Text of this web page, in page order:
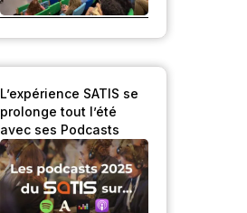
L’expérience SATIS se
prolonge tout l’été
avec ses Podcasts